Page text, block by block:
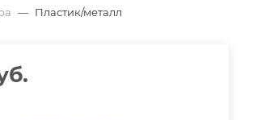
— Пластик/металл